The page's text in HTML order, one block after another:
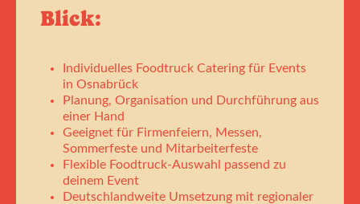
Blick:
Individuelles Foodtruck Catering für Events
in Osnabrück
Planung, Organisation und Durchführung aus
einer Hand
Geeignet für Firmenfeiern, Messen,
Sommerfeste und Mitarbeiterfeste
Flexible Foodtruck-Auswahl passend zu
deinem Event
Deutschlandweite Umsetzung mit regionaler